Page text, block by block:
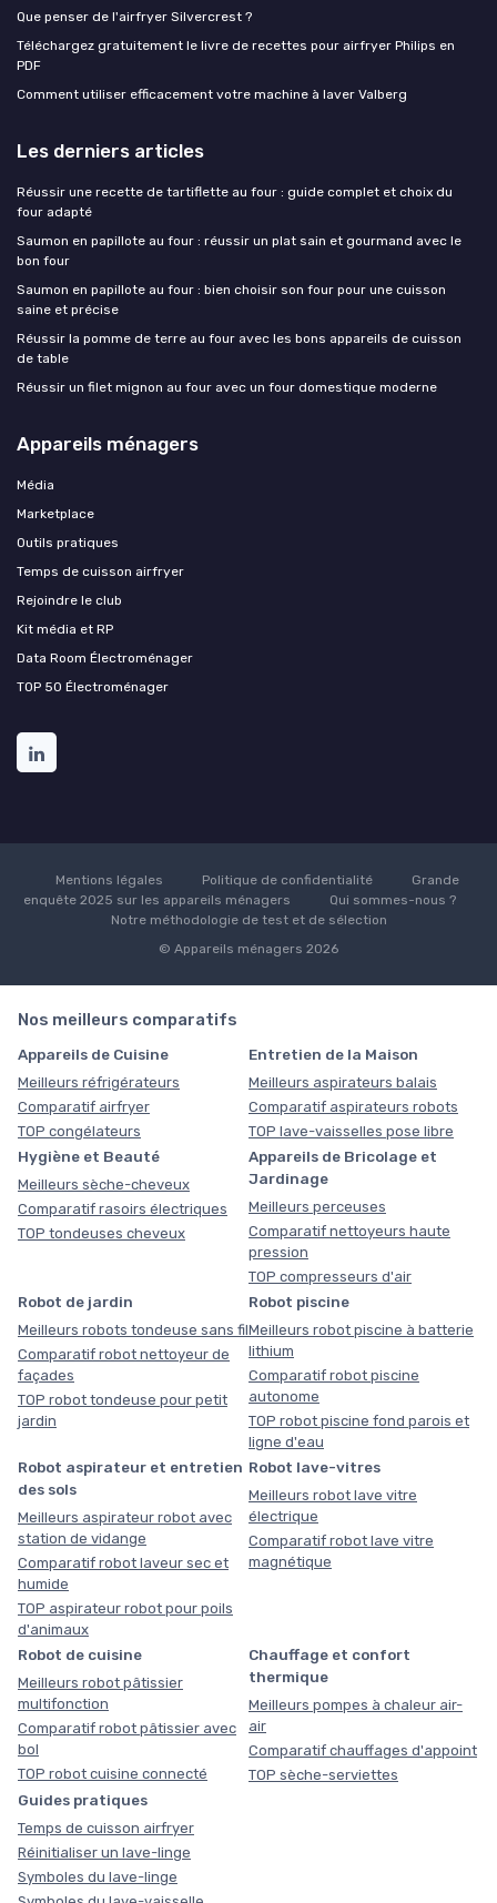
Que penser de l'airfryer Silvercrest ?
Téléchargez gratuitement le livre de recettes pour airfryer Philips en
PDF
Comment utiliser efficacement votre machine à laver Valberg
Les derniers articles
Réussir une recette de tartiflette au four : guide complet et choix du
four adapté
Saumon en papillote au four : réussir un plat sain et gourmand avec le
bon four
Saumon en papillote au four : bien choisir son four pour une cuisson
saine et précise
Réussir la pomme de terre au four avec les bons appareils de cuisson
de table
Réussir un filet mignon au four avec un four domestique moderne
Appareils ménagers
Média
Marketplace
Outils pratiques
Temps de cuisson airfryer
Rejoindre le club
Kit média et RP
Data Room Électroménager
TOP 50 Électroménager
Mentions légales Politique de confidentialité
Grande
enquête 2025 sur les appareils ménagers
Qui sommes-nous ?
Notre méthodologie de test et de sélection
© Appareils ménagers 2026
Nos meilleurs comparatifs
Appareils de Cuisine
Meilleurs réfrigérateurs
Comparatif airfryer
TOP congélateurs
Entretien de la Maison
Meilleurs aspirateurs balais
Comparatif aspirateurs robots
TOP lave-vaisselles pose libre
Hygiène et Beauté
Meilleurs sèche-cheveux
Comparatif rasoirs électriques
TOP tondeuses cheveux
Appareils de Bricolage et
Jardinage
Meilleurs perceuses
Comparatif nettoyeurs haute
pression
TOP compresseurs d'air
Robot de jardin
Meilleurs robots tondeuse sans fil
Comparatif robot nettoyeur de
façades
TOP robot tondeuse pour petit
jardin
Robot piscine
Meilleurs robot piscine à batterie
lithium
Comparatif robot piscine
autonome
TOP robot piscine fond parois et
ligne d'eau
Robot aspirateur et entretien
des sols
Meilleurs aspirateur robot avec
station de vidange
Comparatif robot laveur sec et
humide
TOP aspirateur robot pour poils
d'animaux
Robot lave-vitres
Meilleurs robot lave vitre
électrique
Comparatif robot lave vitre
magnétique
Robot de cuisine
Meilleurs robot pâtissier
multifonction
Comparatif robot pâtissier avec
bol
TOP robot cuisine connecté
Chauffage et confort
thermique
Meilleurs pompes à chaleur air-
air
Comparatif chauffages d'appoint
TOP sèche-serviettes
Guides pratiques
Temps de cuisson airfryer
Réinitialiser un lave-linge
Symboles du lave-linge